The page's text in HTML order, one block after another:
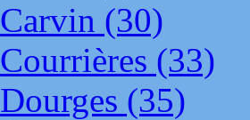
Carvin (30)
Courrières (33)
Dourges (35)